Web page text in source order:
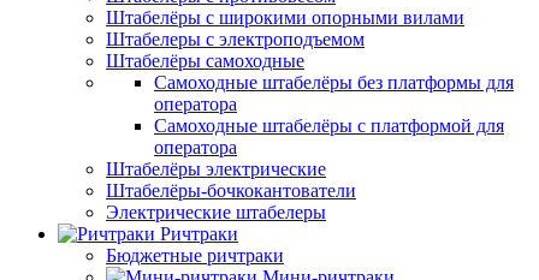
Штабелёры с широкими опорными вилами
Штабелеры с электроподъемом
Штабелёры самоходные
Самоходные штабелёры без платформы для
оператора
Самоходные штабелёры с платформой для
оператора
Штабелёры электрические
Штабелёры-бочкокантователи
Электрические штабелеры
Ричтраки
Бюджетные ричтраки